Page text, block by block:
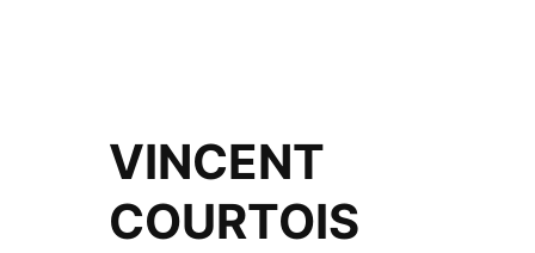
VINCENT
COURTOIS